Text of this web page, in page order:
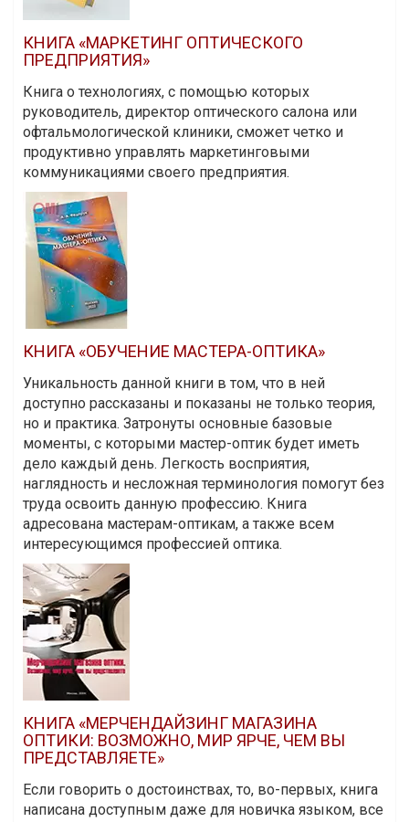
КНИГА «МАРКЕТИНГ ОПТИЧЕСКОГО
ПРЕДПРИЯТИЯ»
Книга о технологиях, с помощью которых
руководитель, директор оптического салона или
офтальмологической клиники, сможет четко и
продуктивно управлять маркетинговыми
коммуникациями своего предприятия.
КНИГА «ОБУЧЕНИЕ МАСТЕРА-ОПТИКА»
Уникальность данной книги в том, что в ней
доступно рассказаны и показаны не только теория,
но и практика. Затронуты основные базовые
моменты, с которыми мастер-оптик будет иметь
дело каждый день. Легкость восприятия,
наглядность и несложная терминология помогут без
труда освоить данную профессию. Книга
адресована мастерам-оптикам, а также всем
интересующимся профессией оптика.
КНИГА «МЕРЧЕНДАЙЗИНГ МАГАЗИНА
ОПТИКИ: ВОЗМОЖНО, МИР ЯРЧЕ, ЧЕМ ВЫ
ПРЕДСТАВЛЯЕТЕ»
Если говорить о достоинствах, то, во-первых, книга
написана доступным даже для новичка языком, все